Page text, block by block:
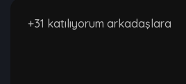
+31 katılıyorum arkadaşlara